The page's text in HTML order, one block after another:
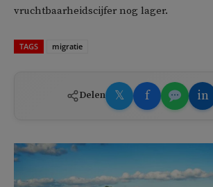
vruchtbaarheidscijfer nog lager.
TAGS migratie
Delen 𝕏 f in